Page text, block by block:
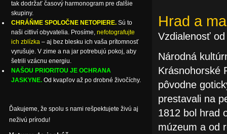
Hrad a
Vzdialenosť
Národná
Krásnohorské
pôvodne
prestavali na
1812 bol hrad
múzeum a od
tak dodržať časový harmonogram pre ďalšie
skupiny.
CHRÁŇME SPOLOČNE NETOPIERE. Sú to
naši citliví obyvatelia. Prosíme, nefotografujte
ich zblízka – aj bez blesku ich vaša prítomnosť
vyrušuje. V zime a na jar potrebujú pokoj, aby
šetrili vzácnu energiu.
NAŠOU PRIORITOU JE OCHRANA
JASKYNE. Od kvapľov až po drobné živočíchy.
Ďakujeme, že spolu s nami rešpektujete živú aj
neživú prírodu!